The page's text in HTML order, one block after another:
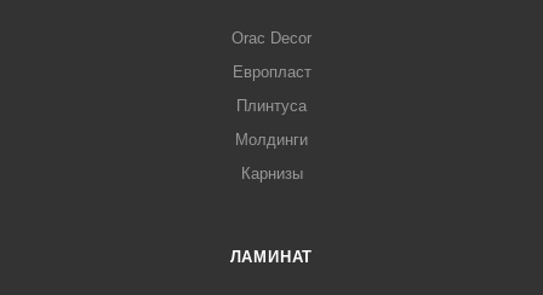
Orac Decor
Европласт
Плинтуса
Молдинги
Карнизы
ЛАМИНАТ